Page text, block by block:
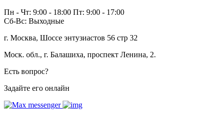
Пн - Чт: 9:00 - 18:00 Пт: 9:00 - 17:00
Сб-Вс: Выходные
г. Москва, Шоссе энтузиастов 56 стр 32
Моск. обл., г. Балашиха, проспект Ленина, 2.
Есть вопрос?
Задайте его онлайн